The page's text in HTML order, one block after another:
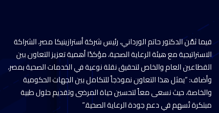
فيما ثمَّن الدكتور حاتم الورداني، رئيس شركة أسترازينيكا مصر، الشراكة
الاستراتيجية مع هيئة الرعاية الصحية، مؤكدًا أهمية تعزيز التعاون بين
القطاعين العام والخاص لتحقيق نقلة نوعية في الخدمات الصحية بمصر،
وأضاف: “يمثل هذا التعاون نموذجاً للتكامل بين الجهات الحكومية
والخاصة، حيث نسعى معاً لتحسين حياة المرضى وتقديم حلول طبية
مبتكرة تُسهم في دعم جودة الرعاية الصحية.”